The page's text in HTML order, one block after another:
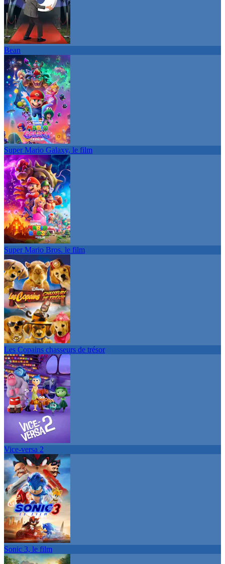
Bean
Super Mario Galaxy, le film
Super Mario Bros. le film
Les Copains chasseurs de trésor
Vice-versa 2
Sonic 3, le film